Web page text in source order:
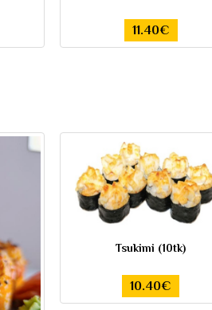
11.40€
Tsukimi (10tk)
10.40€